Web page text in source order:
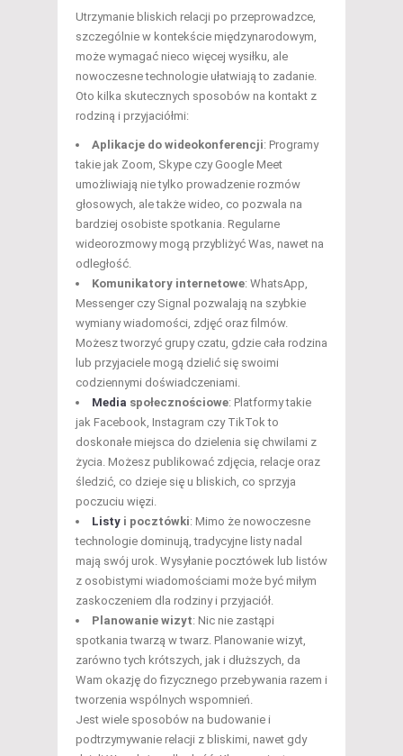
Utrzymanie bliskich relacji po przeprowadzce,
szczególnie w kontekście międzynarodowym,
może wymagać nieco więcej wysiłku, ale
nowoczesne technologie ułatwiają to zadanie.
Oto kilka skutecznych sposobów na kontakt z
rodziną i przyjaciółmi:
Aplikacje do wideokonferencji: Programy
takie jak Zoom, Skype czy Google Meet
umożliwiają nie tylko prowadzenie rozmów
głosowych, ale także wideo, co pozwala na
bardziej osobiste spotkania. Regularne
wideorozmowy mogą przybliżyć Was, nawet na
odległość.
Komunikatory internetowe: WhatsApp,
Messenger czy Signal pozwalają na szybkie
wymiany wiadomości, zdjęć oraz filmów.
Możesz tworzyć grupy czatu, gdzie cała rodzina
lub przyjaciele mogą dzielić się swoimi
codziennymi doświadczeniami.
Media społecznościowe: Platformy takie
jak Facebook, Instagram czy TikTok to
doskonałe miejsca do dzielenia się chwilami z
życia. Możesz publikować zdjęcia, relacje oraz
śledzić, co dzieje się u bliskich, co sprzyja
poczuciu więzi.
Listy i pocztówki: Mimo że nowoczesne
technologie dominują, tradycyjne listy nadal
mają swój urok. Wysyłanie pocztówek lub listów
z osobistymi wiadomościami może być miłym
zaskoczeniem dla rodziny i przyjaciół.
Planowanie wizyt: Nic nie zastąpi
spotkania twarzą w twarz. Planowanie wizyt,
zarówno tych krótszych, jak i dłuższych, da
Wam okazję do fizycznego przebywania razem i
tworzenia wspólnych wspomnień.
Jest wiele sposobów na budowanie i
podtrzymywanie relacji z bliskimi, nawet gdy